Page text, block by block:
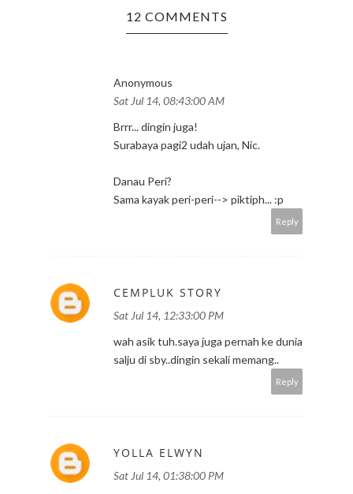
12 COMMENTS
Anonymous
Sat Jul 14, 08:43:00 AM
Brrr... dingin juga!
Surabaya pagi2 udah ujan, Nic.
Danau Peri?
Sama kayak peri-peri--> piktiph... :p
Reply
CEMPLUK STORY
Sat Jul 14, 12:33:00 PM
wah asik tuh.saya juga pernah ke dunia
salju di sby..dingin sekali memang..
Reply
YOLLA ELWYN
Sat Jul 14, 01:38:00 PM